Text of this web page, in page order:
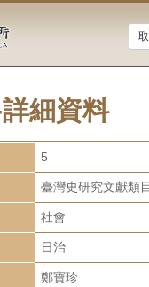
細資料
5
臺灣史研究文獻類
社會
日治
鄭寶珍